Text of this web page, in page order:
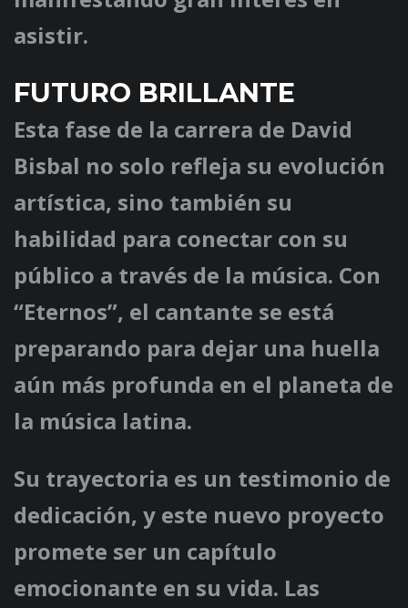
asistir.
FUTURO BRILLANTE
Esta fase de la carrera de David
Bisbal no solo refleja su evolución
artística, sino también su
habilidad para conectar con su
público a través de la música. Con
“Eternos”, el cantante se está
preparando para dejar una huella
aún más profunda en el planeta de
la música latina.
Su trayectoria es un testimonio de
dedicación, y este nuevo proyecto
promete ser un capítulo
emocionante en su vida. Las